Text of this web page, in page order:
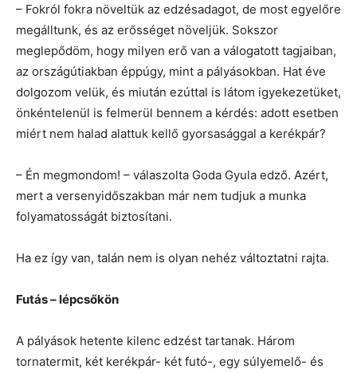
– Fokról fokra növeltük az edzésadagot, de most egyelőre
megálltunk, és az erősséget növeljük. Sokszor
meglepődöm, hogy milyen erő van a válogatott tagjaiban,
az országútiakban éppúgy, mint a pályásokban. Hat éve
dolgozom velük, és miután ezúttal is látom igyekezetüket,
önkéntelenül is felmerül bennem a kérdés: adott esetben
miért nem halad alattuk kellő gyorsasággal a kerékpár?
– Én megmondom! – válaszolta Goda Gyula edző. Azért,
mert a versenyidőszakban már nem tudjuk a munka
folyamatosságát biztosítani.
Ha ez így van, talán nem is olyan nehéz változtatni rajta.
Futás – lépcsőkön
A pályások hetente kilenc edzést tartanak. Három
tornatermit, két kerékpár- két futó-, egy súlyemelő- és